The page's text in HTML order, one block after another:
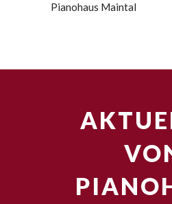
Pianohaus Maintal